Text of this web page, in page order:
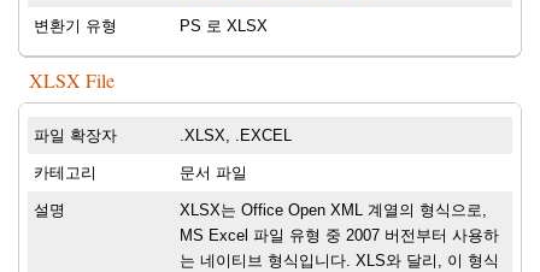
변환기 유형 PS 로 XLSX
XLSX File
파일 확장자 .XLSX, .EXCEL
카테고리 문서 파일
설명
XLSX는 Office Open XML 계열의 형식으로,
MS Excel 파일 유형 중 2007 버전부터 사용하
는 네이티브 형식입니다. XLS와 달리, 이 형식